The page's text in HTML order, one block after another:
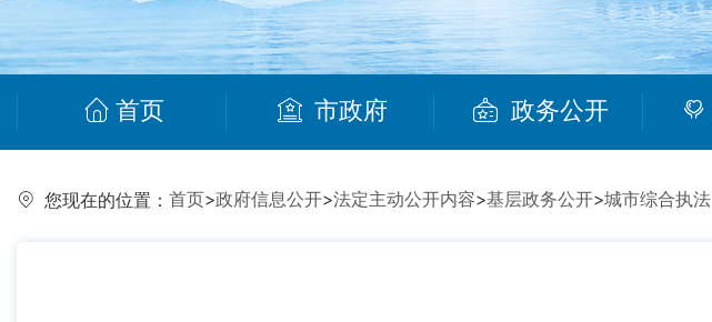
首页 市政府 政务公开
您现在的位置： 首页>政府信息公开>法定主动公开内容>基层政务公开>城市综合执法